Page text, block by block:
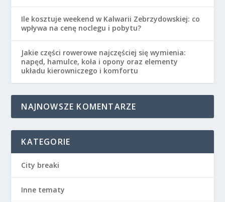
Ile kosztuje weekend w Kalwarii Zebrzydowskiej: co
wpływa na cenę noclegu i pobytu?
Jakie części rowerowe najczęściej się wymienia:
napęd, hamulce, koła i opony oraz elementy
układu kierowniczego i komfortu
NAJNOWSZE KOMENTARZE
KATEGORIE
City breaki
Inne tematy